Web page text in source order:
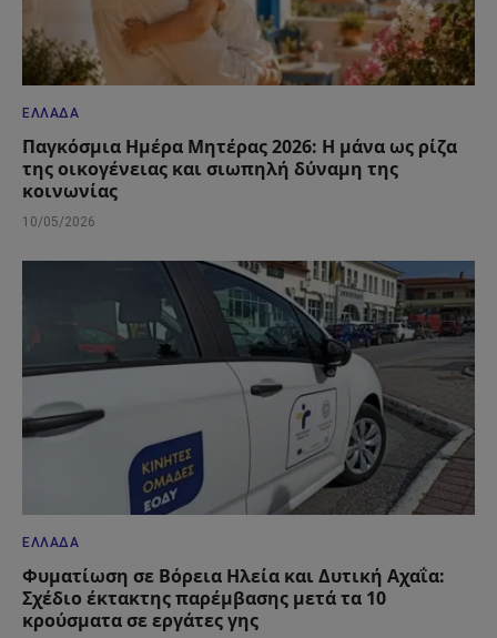
ΕΛΛΆΔΑ
Παγκόσμια Ημέρα Μητέρας 2026: Η μάνα ως ρίζα
της οικογένειας και σιωπηλή δύναμη της
κοινωνίας
10/05/2026
ΕΛΛΆΔΑ
Φυματίωση σε Βόρεια Ηλεία και Δυτική Αχαΐα:
Σχέδιο έκτακτης παρέμβασης μετά τα 10
κρούσματα σε εργάτες γης